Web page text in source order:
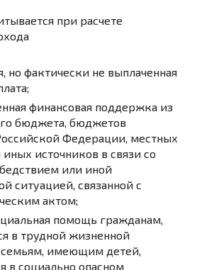
при расчете
но фактически не выплаченная
финансовая поддержка из
бюджета, бюджетов
Федерации, местных
источников в связи со
или иной
ситуацией, связанной с
актом;
помощь гражданам,
в трудной жизненной
семьям, имеющим детей,
в социально опасном